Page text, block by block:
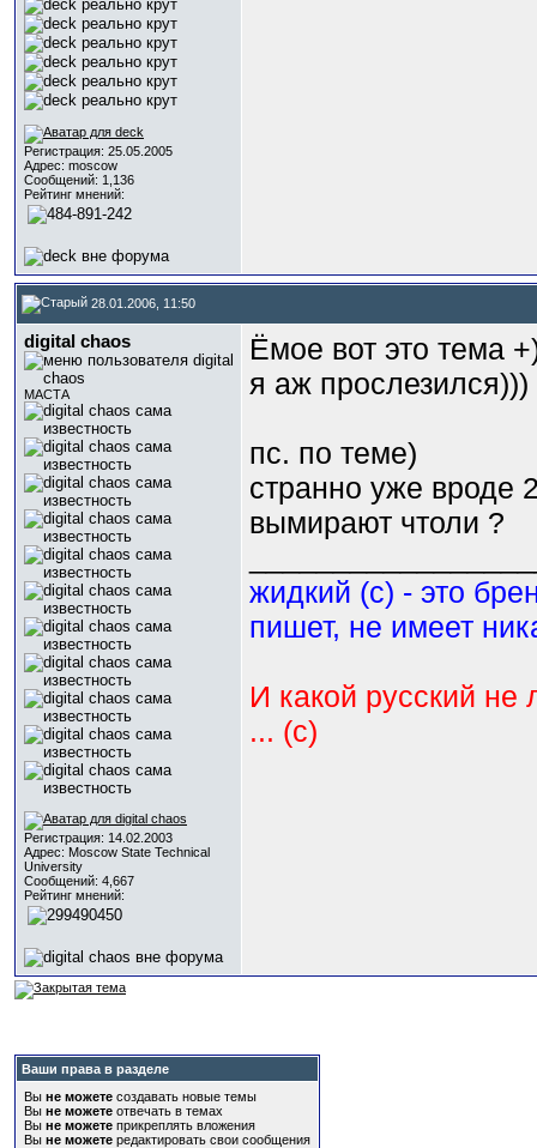
Регистрация: 25.05.2005
Адрес: moscow
Сообщений: 1,136
Рейтинг мнений:
28.01.2006, 11:50
digital chaos
МАСТА
Регистрация: 14.02.2003
Адрес: Moscow State Technical
University
Сообщений: 4,667
Рейтинг мнений:
Ёмое вот это тема
я аж прослезился)))
пс. по теме)
странно уже вроде
вымирают чтоли ?
жидкий (с) - это
пишет, не имеет
И какой русский не
... (с)
Ваши права в разделе
Вы не можете создавать новые темы
Вы не можете отвечать в темах
Вы не можете прикреплять вложения
Вы не можете редактировать свои сообщения